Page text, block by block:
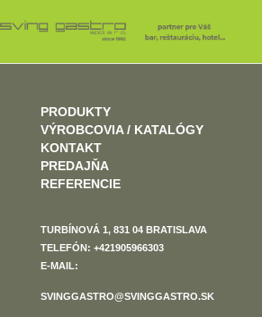
PRODUKTY
VÝROBCOVIA / KATALÓGY
KONTAKT
PREDAJŇA
REFERENCIE
TURBÍNOVÁ 1, 831 04 BRATISLAVA
TELEFÓN: +421905966303
E-MAIL:
SVINGGASTRO@SVINGGASTRO.SK